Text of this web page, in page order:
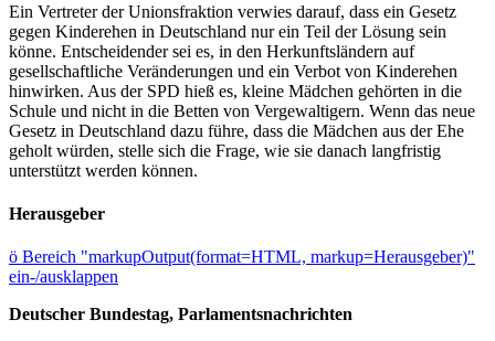
Ein Vertreter der Unionsfraktion verwies darauf, dass ein Gesetz
gegen Kinderehen in Deutschland nur ein Teil der Lösung sein
könne. Entscheidender sei es, in den Herkunftsländern auf
gesellschaftliche Veränderungen und ein Verbot von Kinderehen
hinwirken. Aus der SPD hieß es, kleine Mädchen gehörten in die
Schule und nicht in die Betten von Vergewaltigern. Wenn das neue
Gesetz in Deutschland dazu führe, dass die Mädchen aus der Ehe
geholt würden, stelle sich die Frage, wie sie danach langfristig
unterstützt werden können.
Herausgeber
ö Bereich "markupOutput(format=HTML, markup=Herausgeber)"
ein-/ausklappen
Deutscher Bundestag, Parlamentsnachrichten